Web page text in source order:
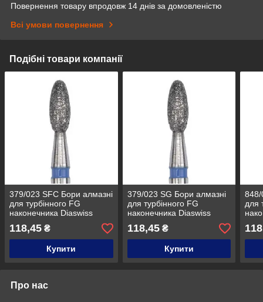
Повернення товару впродовж 14 днів за домовленістю
Всі умови повернення
Подібні товари компанії
379/023 SFC Бори алмазні
для турбінного FG
наконечника Diaswiss
Diaswiss (Діасвісс)
Швейцарія , цін/кат 2
118,45 ₴
Купити
379/023 SG Бори алмазні
для турбінного FG
наконечника Diaswiss
Diaswiss (Діасвісс)
Швейцарія , цін/кат 2
118,45₴
Купити
848/
для
Про нас